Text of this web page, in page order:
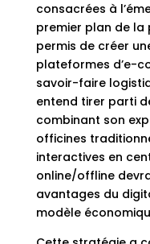
consacrées à
premier plan de la
permis de créer
plateformes d’e-
savoir-faire
entend tirer parti
combinant son
officines
interactives en
online/offline
avantages du
modèle